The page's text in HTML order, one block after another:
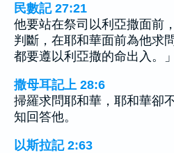
民數記 27:21
他要站在祭司以利亞撒面前
判斷，在耶和華面前為他求
都要遵以利亞撒的命出入。」
撒母耳記上 28:6
掃羅求問耶和華，耶和華卻
知回答他。
以斯拉記 2:63